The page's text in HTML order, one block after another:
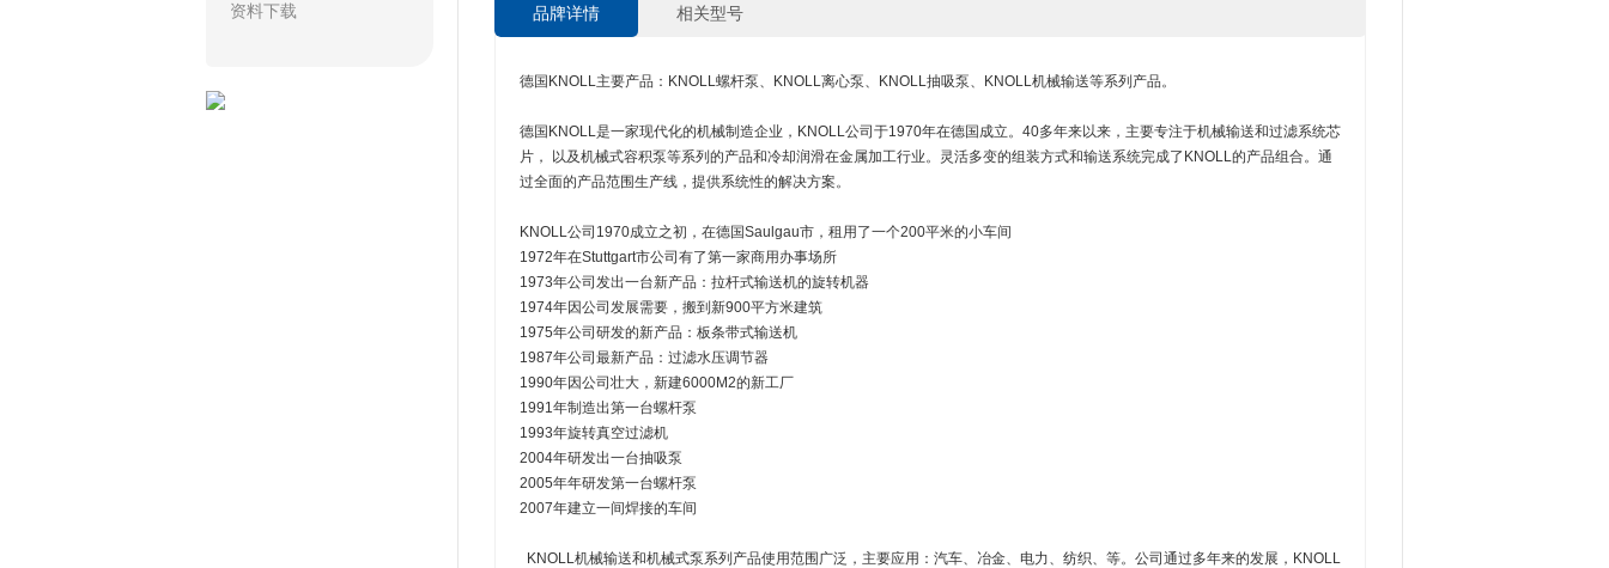
资料下载 品牌详情 相关型号
德国KNOLL主要产品：KNOLL螺杆泵、KNOLL离心泵、KNOLL抽吸泵、KNOLL机械输送等系列产品。
德国KNOLL是一家现代化的机械制造企业，KNOLL公司于1970年在德国成立。40多年来以来，主要专注于机械输送和过滤系统芯
片， 以及机械式容积泵等系列的产品和冷却润滑在金属加工行业。灵活多变的组装方式和输送系统完成了KNOLL的产品组合。通
过全面的产品范围生产线，提供系统性的解决方案。
KNOLL公司1970成立之初，在德国Saulgau市，租用了一个200平米的小车间
1972年在Stuttgart市公司有了第一家商用办事场所
1973年公司发出一台新产品：拉杆式输送机的旋转机器
1974年因公司发展需要，搬到新900平方米建筑
1975年公司研发的新产品：板条带式输送机
1987年公司最新产品：过滤水压调节器
1990年因公司壮大，新建6000M2的新工厂
1991年制造出第一台螺杆泵
1993年旋转真空过滤机
2004年研发出一台抽吸泵
2005年年研发第一台螺杆泵
2007年建立一间焊接的车间
KNOLL机械输送和机械式泵系列产品使用范围广泛，主要应用：汽车、冶金、电力、纺织、等。公司通过多年来的发展，KNOLL